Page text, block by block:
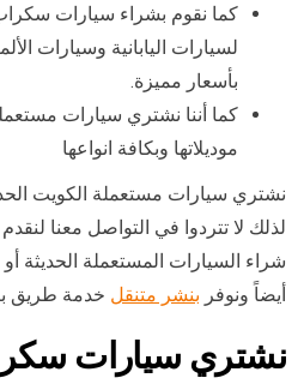
كما نقوم بشراء سيارات
لسيارات اليابانية وسيارات
بأسعار مميزة.
كما أننا نشتري سيارات
موديلاتها وبكافة انواعها
نشتري سيارات مستعملة الكويت
لذلك لا تتردوا في التواصل معنا
شراء السيارات المستعملة الحديثة
أيضاً ونوفر بنشر متنقل خدمة طريق
نشتري سيارات